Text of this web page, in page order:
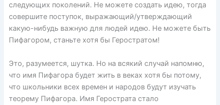
следующих поколений. Не можете создать идею, тогда
совершите поступок, выражающий/утверждающий
какую-нибудь важную для людей идею. Не можете быть
Пифагором, станьте хотя бы Геростратом!
Это, разумеется, шутка. Но на всякий случай напомню,
что имя Пифагора будет жить в веках хотя бы потому,
что школьники всех времен и народов будут изучать
теорему Пифагора. Имя Герострата стало